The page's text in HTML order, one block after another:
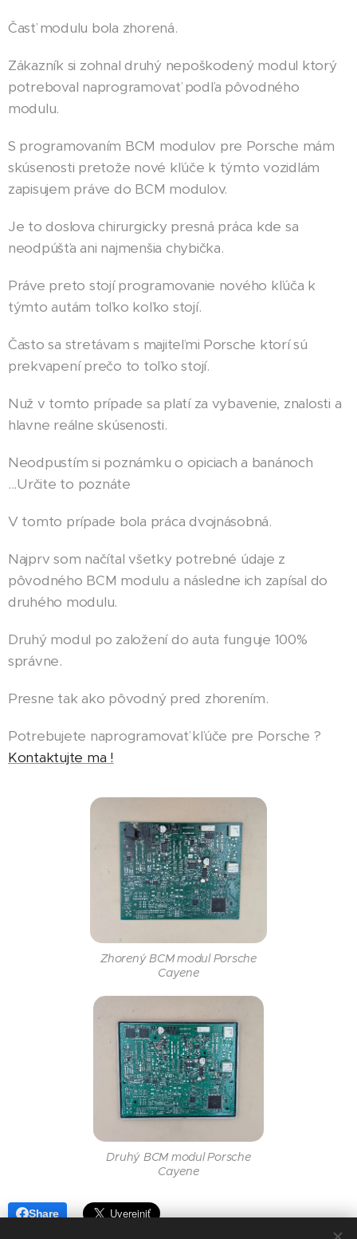
Časť modulu bola zhorená.
Zákazník si zohnal druhý nepoškodený modul ktorý
potreboval naprogramovať podľa pôvodného
modulu.
S programovaním BCM modulov pre Porsche mám
skúsenosti pretože nové kľúče k týmto vozidlám
zapisujem práve do BCM modulov.
Je to doslova chirurgicky presná práca kde sa
neodpúšťa ani najmenšia chybička.
Práve preto stojí programovanie nového kľúča k
týmto autám toľko koľko stojí.
Často sa stretávam s majiteľmi Porsche ktorí sú
prekvapení prečo to toľko stojí.
Nuž v tomto prípade sa platí za vybavenie, znalosti a
hlavne reálne skúsenosti.
Neodpustím si poznámku o opiciach a banánoch
...Určite to poznáte
V tomto prípade bola práca dvojnásobná.
Najprv som načítal všetky potrebné údaje z
pôvodného BCM modulu a následne ich zapísal do
druhého modulu.
Druhý modul po založení do auta funguje 100%
správne.
Presne tak ako pôvodný pred zhorením.
Potrebujete naprogramovať kľúče pre Porsche ?
Kontaktujte ma !
Zhorený BCM modul Porsche
Cayene
Druhý BCM modul Porsche
Cayene
Share